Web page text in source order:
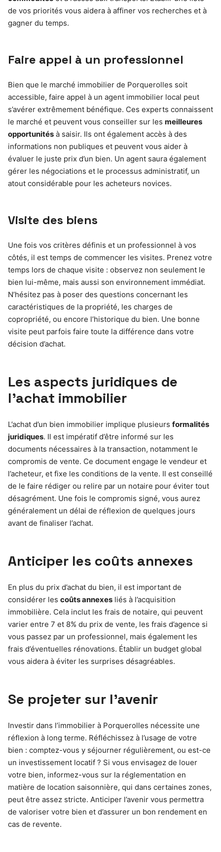
de vos priorités vous aidera à affiner vos recherches et à
gagner du temps.
Faire appel à un professionnel
Bien que le marché immobilier de Porquerolles soit
accessible, faire appel à un agent immobilier local peut
s’avérer extrêmement bénéfique. Ces experts connaissent
le marché et peuvent vous conseiller sur les meilleures
opportunités à saisir. Ils ont également accès à des
informations non publiques et peuvent vous aider à
évaluer le juste prix d’un bien. Un agent saura également
gérer les négociations et le processus administratif, un
atout considérable pour les acheteurs novices.
Visite des biens
Une fois vos critères définis et un professionnel à vos
côtés, il est temps de commencer les visites. Prenez votre
temps lors de chaque visite : observez non seulement le
bien lui-même, mais aussi son environnement immédiat.
N’hésitez pas à poser des questions concernant les
caractéristiques de la propriété, les charges de
copropriété, ou encore l’historique du bien. Une bonne
visite peut parfois faire toute la différence dans votre
décision d’achat.
Les aspects juridiques de
l’achat immobilier
L’achat d’un bien immobilier implique plusieurs formalités
juridiques. Il est impératif d’être informé sur les
documents nécessaires à la transaction, notamment le
compromis de vente. Ce document engage le vendeur et
l’acheteur, et fixe les conditions de la vente. Il est conseillé
de le faire rédiger ou relire par un notaire pour éviter tout
désagrément. Une fois le compromis signé, vous aurez
généralement un délai de réflexion de quelques jours
avant de finaliser l’achat.
Anticiper les coûts annexes
En plus du prix d’achat du bien, il est important de
considérer les coûts annexes liés à l’acquisition
immobilière. Cela inclut les frais de notaire, qui peuvent
varier entre 7 et 8% du prix de vente, les frais d’agence si
vous passez par un professionnel, mais également les
frais d’éventuelles rénovations. Établir un budget global
vous aidera à éviter les surprises désagréables.
Se projeter sur l’avenir
Investir dans l’immobilier à Porquerolles nécessite une
réflexion à long terme. Réfléchissez à l’usage de votre
bien : comptez-vous y séjourner régulièrement, ou est-ce
un investissement locatif ? Si vous envisagez de louer
votre bien, informez-vous sur la réglementation en
matière de location saisonnière, qui dans certaines zones,
peut être assez stricte. Anticiper l’avenir vous permettra
de valoriser votre bien et d’assurer un bon rendement en
cas de revente.